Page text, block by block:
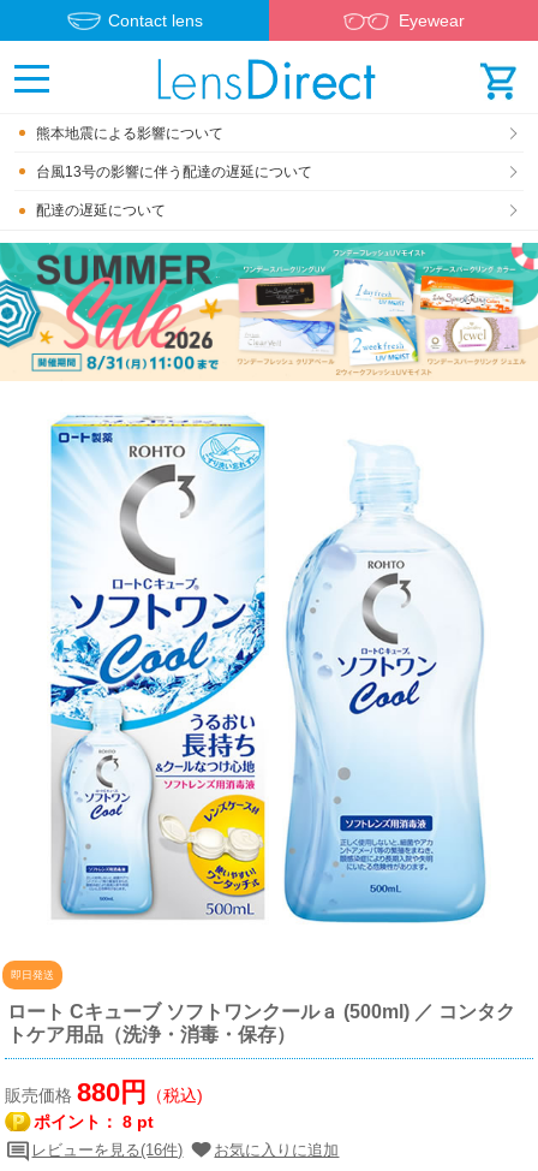
Contact lens Eyewear
熊本地震による影響について
台風13号の影響に伴う配達の遅延について
配達の遅延について
即日発送
ロート Cキューブ ソフトワンクールａ (500ml) ／ コンタク
トケア用品（洗浄・消毒・保存）
販売価格880円
（税込)
ポイント：8 pt
レビューを見る(16件) お気に入りに追加